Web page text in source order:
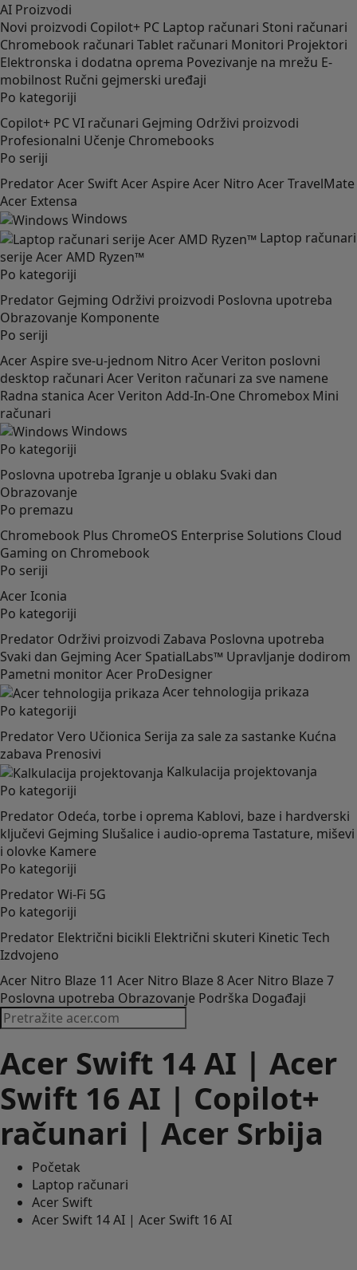
AI Proizvodi
Novi proizvodi Copilot+ PC Laptop računari Stoni računari
Chromebook računari Tablet računari Monitori Projektori
Elektronska i dodatna oprema Povezivanje na mrežu E-
mobilnost Ručni gejmerski uređaji
Po kategoriji
Copilot+ PCVI računari Gejming Održivi proizvodi
Profesionalni Učenje Chromebooks
Po seriji
PredatorAcer SwiftAcer Aspire Acer Nitro Acer TravelMate
Acer Extensa
Windows
Laptop računari
serije Acer AMD Ryzen™
Po kategoriji
Predator Gejming Održivi proizvodi Poslovna upotreba
Obrazovanje Komponente
Po seriji
Acer Aspire sve-u-jednom Nitro Acer Veriton poslovni
desktop računari Acer Veriton računari za sve namene
Radna stanica Acer Veriton Add-In-One Chromebox Mini
računari
Windows
Po kategoriji
Poslovna upotreba Igranje u oblaku Svaki dan
Obrazovanje
Po premazu
Chromebook Plus ChromeOS Enterprise Solutions Cloud
Gaming on Chromebook
Po seriji
Acer Iconia
Po kategoriji
Predator Održivi proizvodi Zabava Poslovna upotreba
Svaki dan Gejming Acer SpatialLabs™ Upravljanje dodirom
Pametni monitorAcer ProDesigner
Acer tehnologija prikaza
Po kategoriji
PredatorVero Učionica Serija za sale za sastanke Kućna
zabava Prenosivi
Kalkulacija projektovanja
Po kategoriji
Predator Odeća, torbe i oprema Kablovi, baze i hardverski
ključevi Gejming Slušalice i audio-oprema Tastature, miševi
i olovke Kamere
Po kategoriji
PredatorWi-Fi 5G
Po kategoriji
Predator Električni bicikli Električni skuteri Kinetic Tech
Izdvojeno
Acer Nitro Blaze 11 Acer Nitro Blaze 8Acer Nitro Blaze 7
Poslovna upotreba Obrazovanje Podrška Događaji
Acer Swift 14 AI | Acer
Swift 16 AI | Copilot+
računari | Acer Srbija
Početak
Laptop računari
Acer Swift
Acer Swift 14 AI | Acer Swift 16 AI
Copilot+ PC računari su najbrži i
Nova verzija vas. Sada uz VI.
Pogledajte video